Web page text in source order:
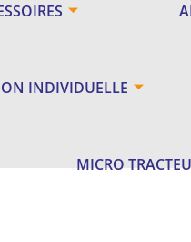
INDIVIDUELLE
MICRO